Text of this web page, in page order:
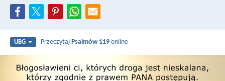
UBG PrzeczytajPsalmów 119 online